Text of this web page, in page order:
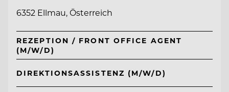
6352 Ellmau, Österreich
REZEPTION / FRONT OFFICE AGENT
(M/W/D)
DIREKTIONSASSISTENZ (M/W/D)